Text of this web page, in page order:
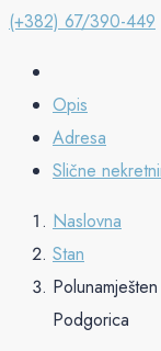
(+382) 67/390-449
Opis
Adresa
Slične
Naslovna
Stan
Podgorica